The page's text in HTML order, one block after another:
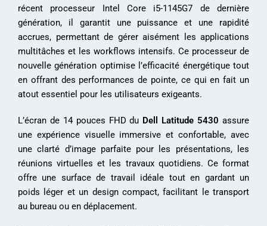
récent processeur Intel Core i5-1145G7 de dernière
génération, il garantit une puissance et une rapidité
accrues, permettant de gérer aisément les applications
multitâches et les workflows intensifs. Ce processeur de
nouvelle génération optimise l’efficacité énergétique tout
en offrant des performances de pointe, ce qui en fait un
atout essentiel pour les utilisateurs exigeants.
L’écran de 14 pouces FHD du Dell Latitude 5430 assure
une expérience visuelle immersive et confortable, avec
une clarté d’image parfaite pour les présentations, les
réunions virtuelles et les travaux quotidiens. Ce format
offre une surface de travail idéale tout en gardant un
poids léger et un design compact, facilitant le transport
au bureau ou en déplacement.